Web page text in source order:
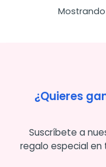
¿Quieres
Suscríbete a
regalo especial